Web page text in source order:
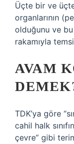
Üçte bir ve
organlarının
olduğunu ve
rakamıyla
AVAM
TDK’ya göre
cahil halk
çevre” gibi